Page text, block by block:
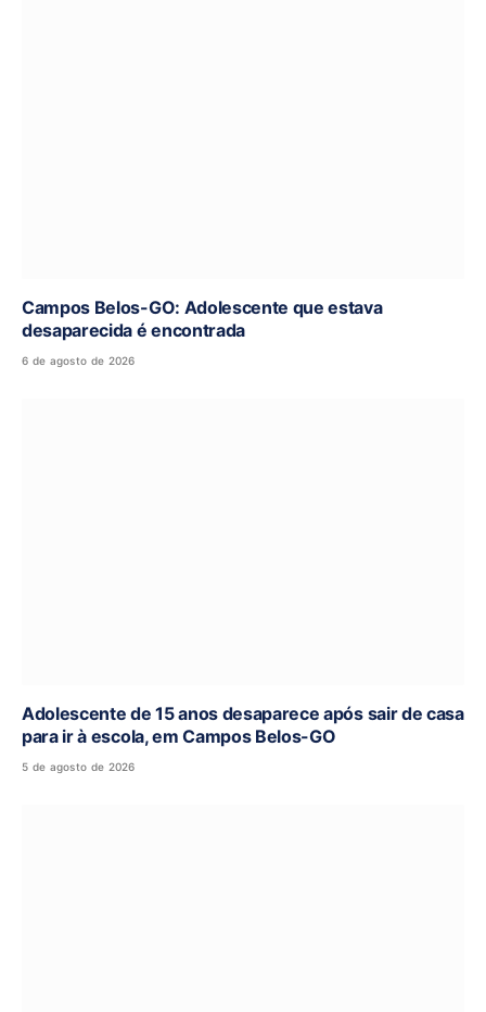
Campos Belos-GO: Adolescente que estava
desaparecida é encontrada
6 de agosto de 2026
Adolescente de 15 anos desaparece após sair de casa
para ir à escola, em Campos Belos-GO
5 de agosto de 2026